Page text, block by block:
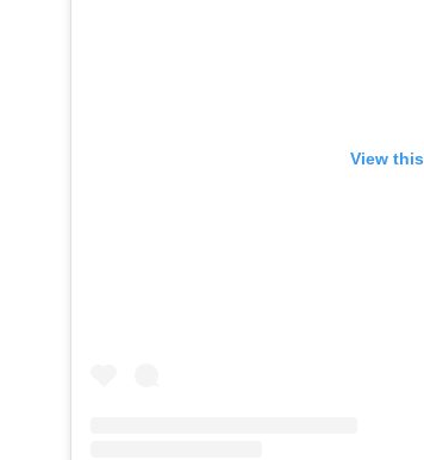
View